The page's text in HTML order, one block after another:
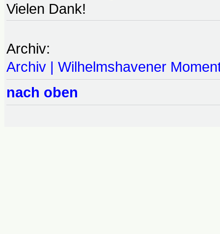
Vielen Dank!
Archiv:
Archiv | Wilhelmshavener
nach oben